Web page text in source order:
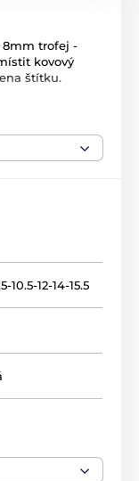
8mm trofej -
kovový
štítku.
TFRW 0-432
10.5-12-14-15.5